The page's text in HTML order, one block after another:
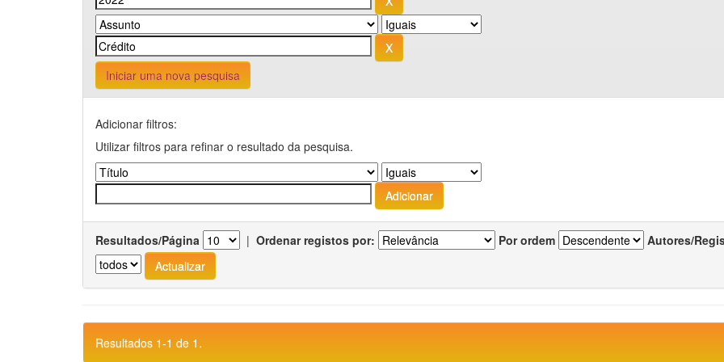
Iniciar uma nova pesquisa
Adicionar filtros:
Utilizar filtros para refinar o resultado da pesquisa.
Resultados/Página | Ordenar registos por: Por ordem Autores/
Resultados 1-1 de 1.